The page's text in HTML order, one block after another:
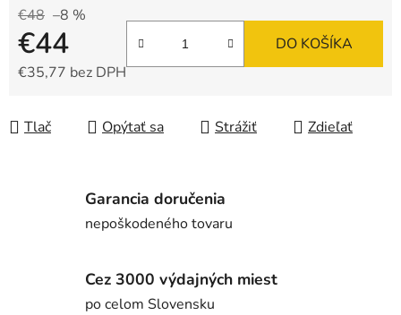
€48 –8 %
€44
€35,77 bez DPH
DO KOŠÍKA
Tlač Opýtať sa Strážiť Zdieľať
Garancia doručenia
nepoškodeného tovaru
Cez 3000 výdajných miest
po celom Slovensku